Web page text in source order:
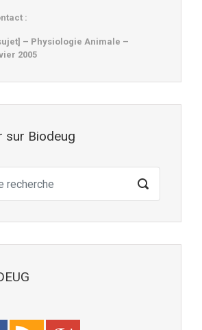
:
– Physiologie Animale –
2005
sur Biodeug